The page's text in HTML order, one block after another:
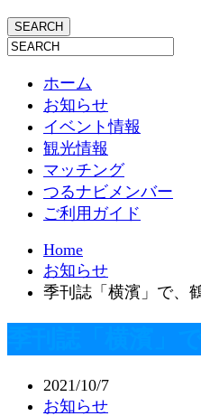
ホーム
お知らせ
イベント情報
観光情報
マッチング
つるナビメンバー
ご利用ガイド
Home
お知らせ
季刊誌「横濱」で、
2021/10/7
お知らせ